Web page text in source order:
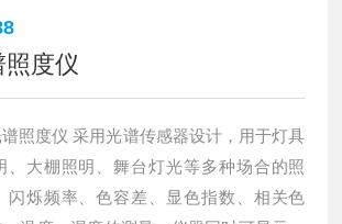
度仪
照度仪 采用光谱传感器设计，用于灯具
、大棚照明、舞台灯光等多种场合的照
闪烁频率、色容差、显色指数、相关色